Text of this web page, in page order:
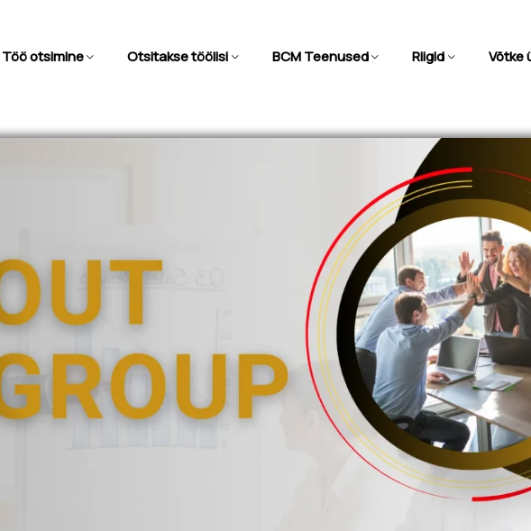
Töö otsimine Otsitakse töölisi BCM Teenused Riigid Võtke